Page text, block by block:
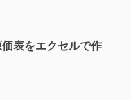
表をエクセルで作